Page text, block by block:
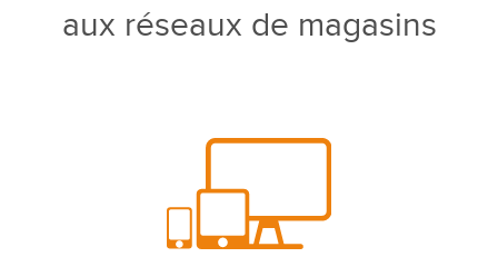
aux réseaux de magasins